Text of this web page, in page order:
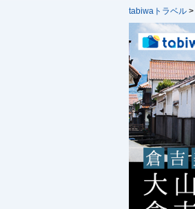
tabiwaトラベル >